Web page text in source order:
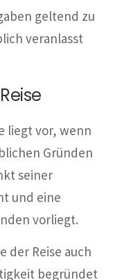
geltend zu
veranlasst
liegt vor, wenn
Gründen
seiner
und eine
vorliegt.
der Reise auch
begründet